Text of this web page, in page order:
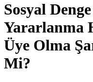
Sosyal
Yararlanma
Üye Olma
Mi?